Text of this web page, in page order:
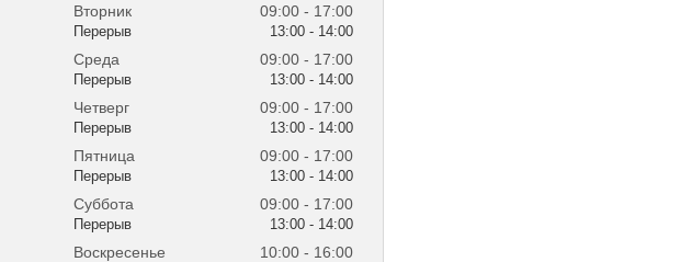
Вторник
09:00 17:00
13:00 14:00
Среда 09:00 17:00
13:00 14:00
Четверг 09:00 17:00
13:00 14:00
Пятница 09:00 17:00
13:00 14:00
Суббота 09:00 17:00
13:00 14:00
Воскресенье 10:00 16:00